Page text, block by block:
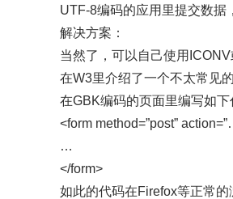
UTF-8编码的应用里提交数据
解决方案：
当然了，可以自己使用
在W3里介绍了一个不太常见
在GBK编码的页面里编写如下
<form method=”post”
…
</form>
如此的代码在Firefox等正常